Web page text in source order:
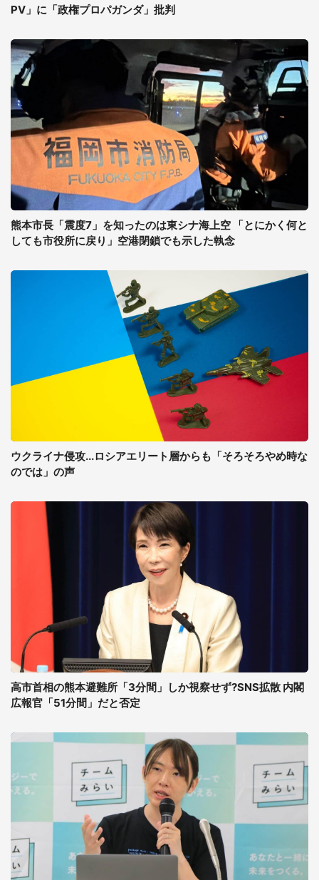
PV」に「政権プロパガンダ」批判
熊本市長「震度7」を知ったのは東シナ海上空 「とにかく何と
しても市役所に戻り」空港閉鎖でも示した執念
ウクライナ侵攻...ロシアエリート層からも「そろそろやめ時な
のでは」の声
高市首相の熊本避難所「3分間」しか視察せず?SNS拡散 内閣
広報官「51分間」だと否定